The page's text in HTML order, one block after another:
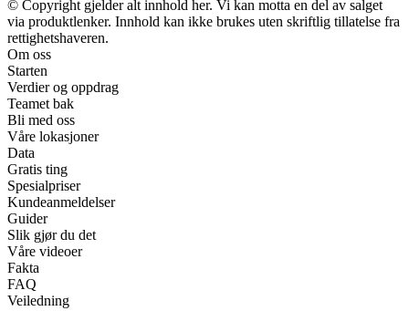
© Copyright gjelder alt innhold her. Vi kan motta en del av salget
via produktlenker. Innhold kan ikke brukes uten skriftlig tillatelse fra
rettighetshaveren.
Om oss
Starten
Verdier og oppdrag
Teamet bak
Bli med oss
Våre lokasjoner
Data
Gratis ting
Spesialpriser
Kundeanmeldelser
Guider
Slik gjør du det
Våre videoer
Fakta
FAQ
Veiledning